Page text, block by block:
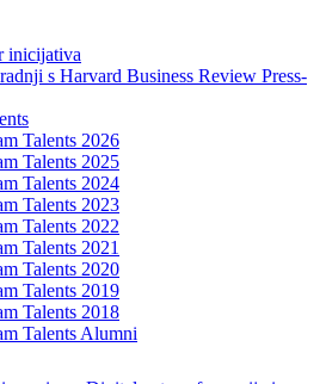
inicijativa
s Harvard Business Review Press-
Talents 2026
Talents 2025
Talents 2024
Talents 2023
Talents 2022
Talents 2021
Talents 2020
Talents 2019
Talents 2018
Talents Alumni